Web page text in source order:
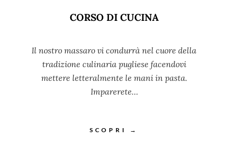
CORSO DI CUCINA
Il nostro massaro vi condurrà nel cuore della
tradizione culinaria pugliese facendovi
mettere letteralmente le mani in pasta.
Imparerete…
SCOPRI →